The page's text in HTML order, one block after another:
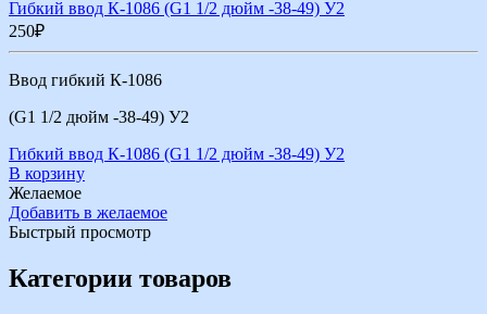
Гибкий ввод К-1086 (G1 1/2 дюйм -38-49) У2
250₽
Ввод гибкий К-1086
(G1 1/2 дюйм -38-49) У2
Гибкий ввод К-1086 (G1 1/2 дюйм -38-49) У2
В корзину
Желаемое
Добавить в желаемое
Быстрый просмотр
Категории товаров